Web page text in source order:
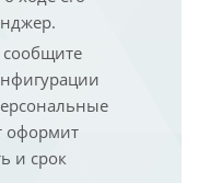
сообщите
оформит
и срок